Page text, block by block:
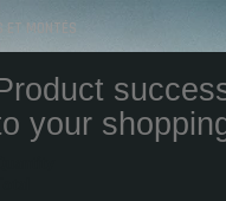
ET MONTÉS
your